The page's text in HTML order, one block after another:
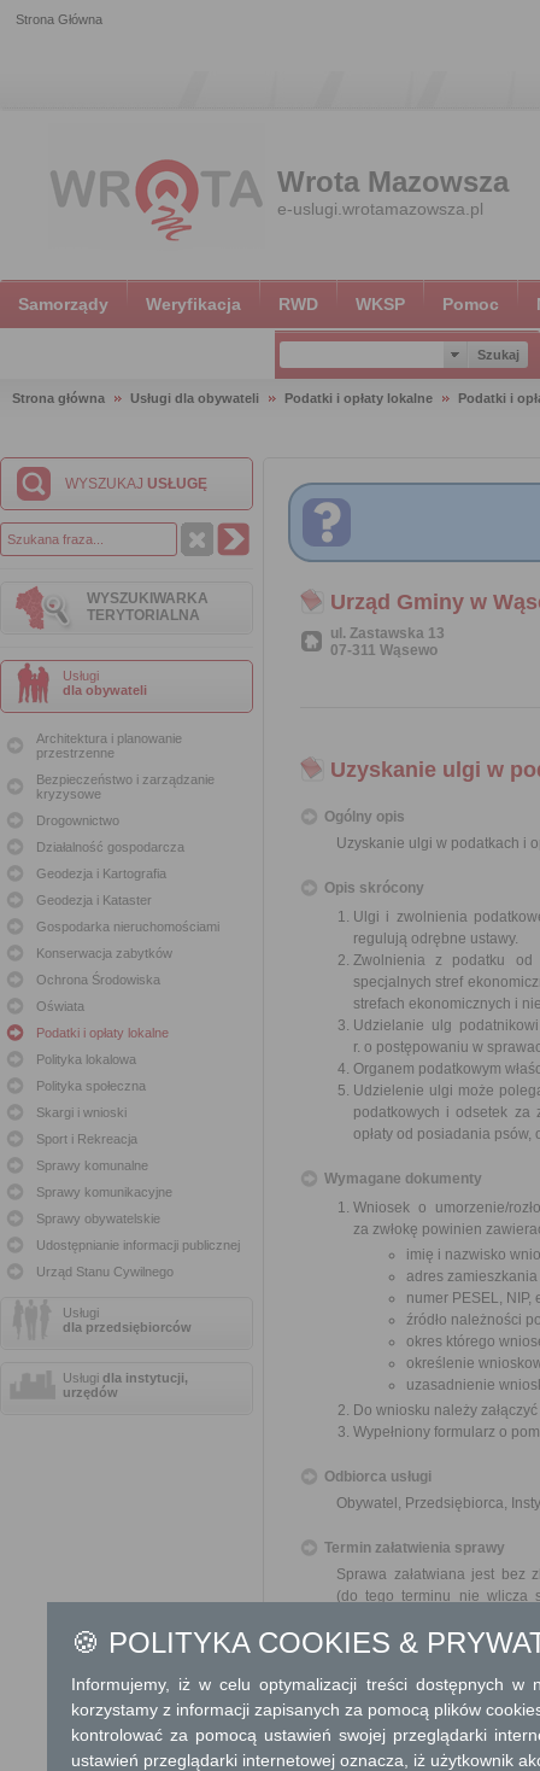
Strona Główna
Wrota Mazowsza
e-uslugi.wrotamazowsza.pl
Samorządy Weryfikacja RWD WKSP Pomoc
Strona główna Usługi dla obywateli Podatki i opłaty lokalne Podatki i
WYSZUKAJ USŁUGĘ
WYSZUKIWARKA
TERYTORIALNA
Usługi
dla obywateli
Architektura i planowanie
przestrzenne
Bezpieczeństwo i zarządzanie
kryzysowe
Drogownictwo
Działalność gospodarcza
Geodezja i Kartografia
Geodezja i Kataster
Gospodarka nieruchomościami
Konserwacja zabytków
Ochrona Środowiska
Oświata
Podatki i opłaty lokalne
Polityka lokalowa
Polityka społeczna
Skargi i wnioski
Sport i Rekreacja
Sprawy komunalne
Sprawy komunikacyjne
Sprawy obywatelskie
Udostępnianie informacji publicznej
Urząd Stanu Cywilnego
Usługi
dla przedsiębiorców
Usługi dla instytucji,
urzędów
Urząd Gminy w
ul. Zastawska 13
07-311 Wąsewo
Uzyskanie ulgi w
Ogólny opis
Uzyskanie ulgi w podatkach i
Opis skrócony
Ulgi i zwolnienia
regulują odrębne ustawy.
Zwolnienia z podatku od
specjalnych stref
strefach ekonomicznych i
Udzielanie ulg
r. o postępowaniu w
Organem podatkowym
Udzielenie ulgi może
podatkowych i odsetek za
opłaty od posiadania psów,
Wymagane dokumenty
Wniosek o umorzenie/
za zwłokę powinien
imię i nazwisko
adres
numer PESEL,
źródło należności
okres którego
określenie
uzasadnienie
Do wniosku należy
Wypełniony formularz o
Odbiorca usługi
Obywatel, Przedsiębiorca,
Termin załatwienia sprawy
Sprawa załatwiana jest bez
(do tego terminu nie wlicza
od organu).
Informacja
Dodatkowe
🍪 POLITYKA COOKIES &
Informujemy, iż w celu optymalizacji treści dostępnych w
korzystamy z informacji zapisanych za pomocą plików
kontrolować za pomocą ustawień swojej przeglądarki
ustawień przeglądarki internetowej oznacza, iż użytkownik